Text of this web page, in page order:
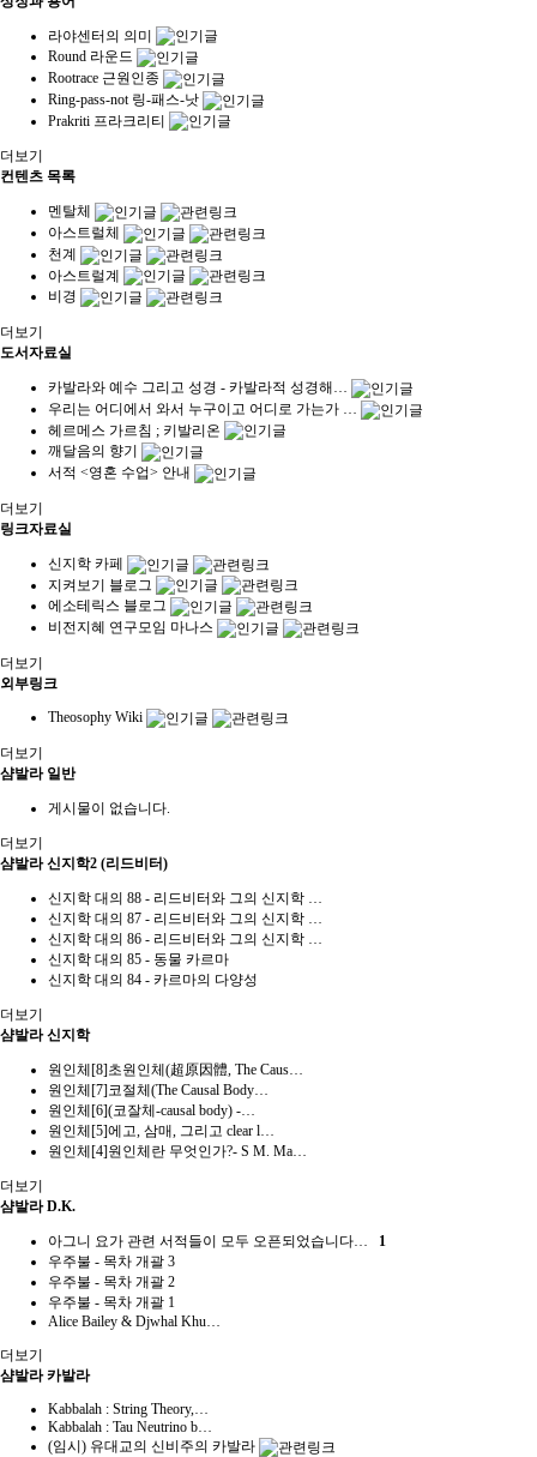
라야센터의 의미
Round 라운드
Rootrace 근원인종
Ring-pass-not 링-패스-낫
Prakriti 프라크리티
더보기
컨텐츠 목록
멘탈체
아스트럴체
천계
아스트럴계
비경
더보기
도서자료실
카발라와 예수 그리고 성경 - 카발라적 성경해…
우리는 어디에서 와서 누구이고 어디로 가는가 …
헤르메스 가르침 ; 키발리온
깨달음의 향기
서적 <영혼 수업> 안내
더보기
링크자료실
신지학 카페
지켜보기 블로그
에소테릭스 블로그
비전지혜 연구모임 마나스
더보기
외부링크
Theosophy Wiki
더보기
샴발라 일반
게시물이 없습니다.
더보기
샴발라 신지학2 (리드비터)
신지학 대의 88 - 리드비터와 그의 신지학 …
신지학 대의 87 - 리드비터와 그의 신지학 …
신지학 대의 86 - 리드비터와 그의 신지학 …
신지학 대의 85 - 동물 카르마
신지학 대의 84 - 카르마의 다양성
더보기
샴발라 신지학
원인체[8]초원인체(超原因體, The Caus…
원인체[7]코절체(The Causal Body…
원인체[6](코잘체-causal body) -…
원인체[5]에고, 삼매, 그리고 clear l…
원인체[4]원인체란 무엇인가?- S M. Ma…
더보기
샴발라 D.K.
아그니 요가 관련 서적들이 모두 오픈되었습니다…
1
우주불 - 목차 개괄 3
우주불 - 목차 개괄 2
우주불 - 목차 개괄 1
Alice Bailey & Djwhal Khu…
더보기
샴발라 카발라
Kabbalah : String Theory,…
Kabbalah : Tau Neutrino b…
(임시) 유대교의 신비주의 카발라